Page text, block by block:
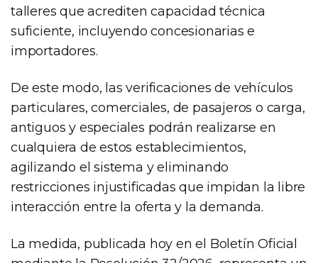
talleres que acrediten capacidad técnica
suficiente, incluyendo concesionarias e
importadores.
De este modo, las verificaciones de vehículos
particulares, comerciales, de pasajeros o carga,
antiguos y especiales podrán realizarse en
cualquiera de estos establecimientos,
agilizando el sistema y eliminando
restricciones injustificadas que impidan la libre
interacción entre la oferta y la demanda.
La medida, publicada hoy en el Boletín Oficial